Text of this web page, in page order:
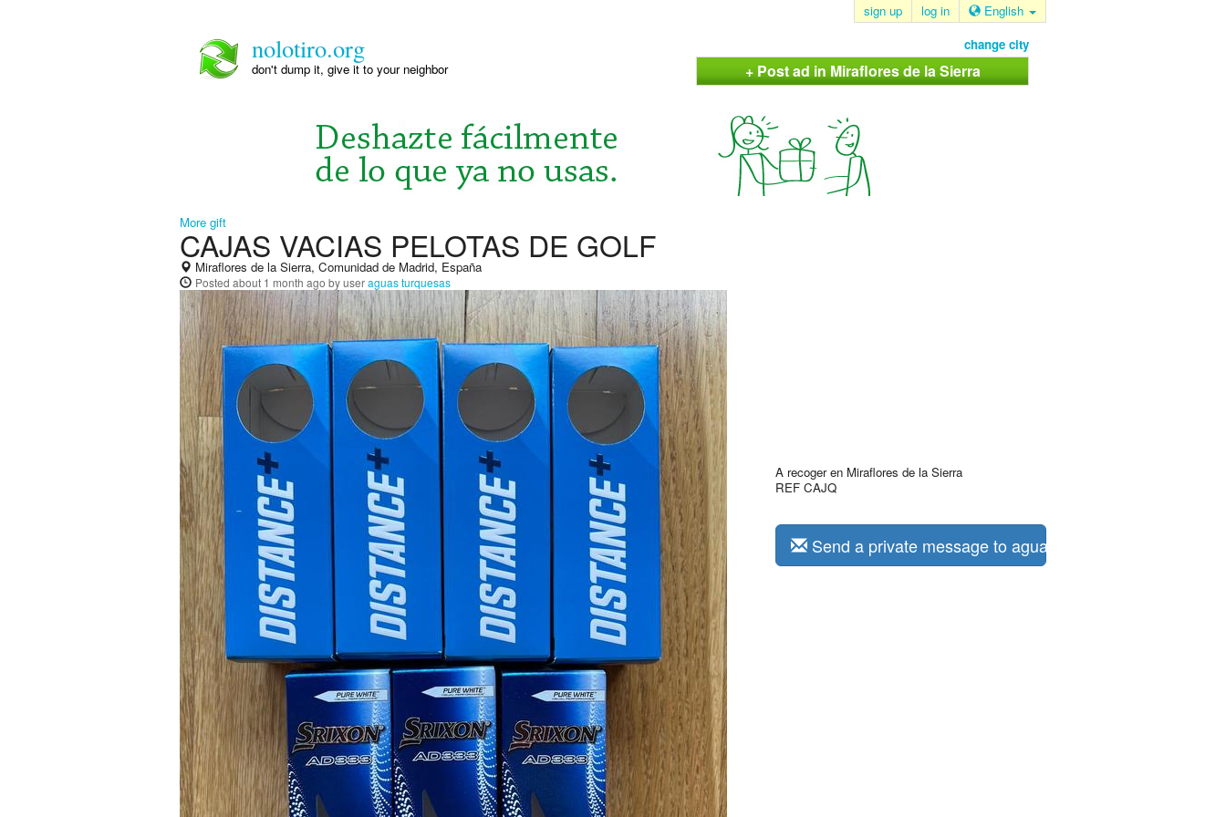
sign up log in English
nolotiro.org
don't dump it, give it to your neighbor
change city
+ Post ad in Miraflores de la Sierra
More gift
CAJAS VACIAS PELOTAS DE GOLF
Miraflores de la Sierra, Comunidad de Madrid, España
Posted about 1 month ago by useraguas turquesas
A recoger en Miraflores de la Sierra
REF CAJQ
Send a private message to aguas turquesas